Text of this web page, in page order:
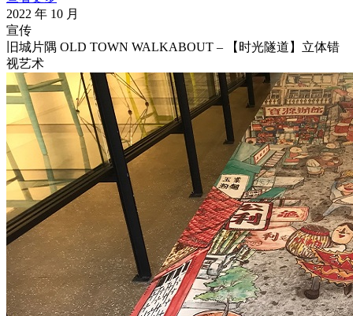
2022 年 10 月
宣传
旧城片隅 OLD TOWN WALKABOUT – 【时光隧道】立体错
视艺术